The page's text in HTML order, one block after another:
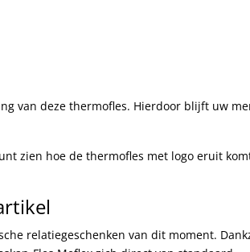
van deze thermofles. Hierdoor blijft uw
zien hoe de thermofles met logo eruit
relatiegeschenken van dit moment.